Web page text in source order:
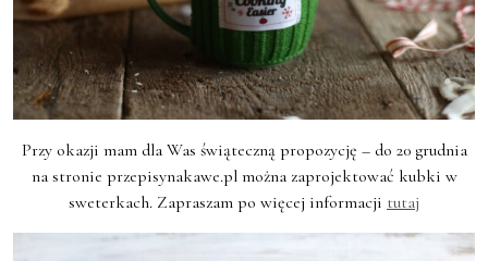
Przy okazji mam dla Was świąteczną propozycję – do 20 grudnia
na stronie przepisynakawe.pl można zaprojektować kubki w
sweterkach. Zapraszam po więcej informacji tutaj